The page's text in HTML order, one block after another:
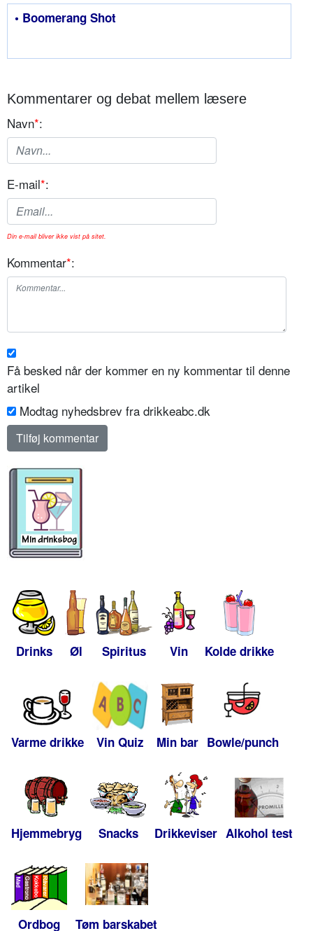
• Boomerang Shot
Kommentarer og debat mellem læsere
Navn*:
E-mail*:
Din e-mail bliver ikke vist på sitet.
Kommentar*:
Få besked når der kommer en ny kommentar til denne
artikel
Modtag nyhedsbrev fra drikkeabc.dk
Drinks Øl Spiritus Vin Kolde drikke
Varme drikke Vin Quiz Min bar Bowle/punch
Hjemmebryg Snacks Drikkeviser Alkohol test
Ordbog Tøm barskabet